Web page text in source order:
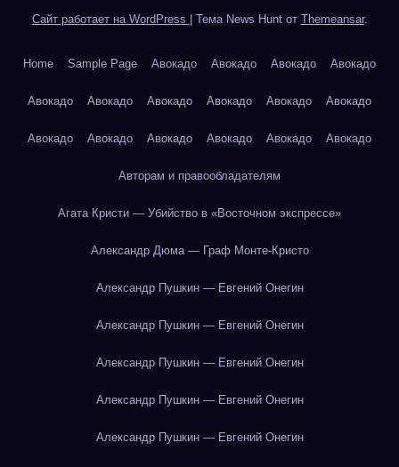
Сайт работает на WordPress Тема News Hunt от Themeansar.
Home Sample Page Авокадо Авокадо Авокадо Авокадо
Авокадо Авокадо Авокадо Авокадо Авокадо Авокадо
Авокадо Авокадо Авокадо Авокадо Авокадо Авокадо
Авторам и правообладателям
Агата Кристи — Убийство в «Восточном экспрессе»
Александр Дюма — Граф Монте-Кристо
Александр Пушкин — Евгений Онегин
Александр Пушкин — Евгений Онегин
Александр Пушкин — Евгений Онегин
Александр Пушкин — Евгений Онегин
Александр Пушкин — Евгений Онегин